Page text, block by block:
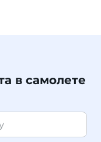
в самолете